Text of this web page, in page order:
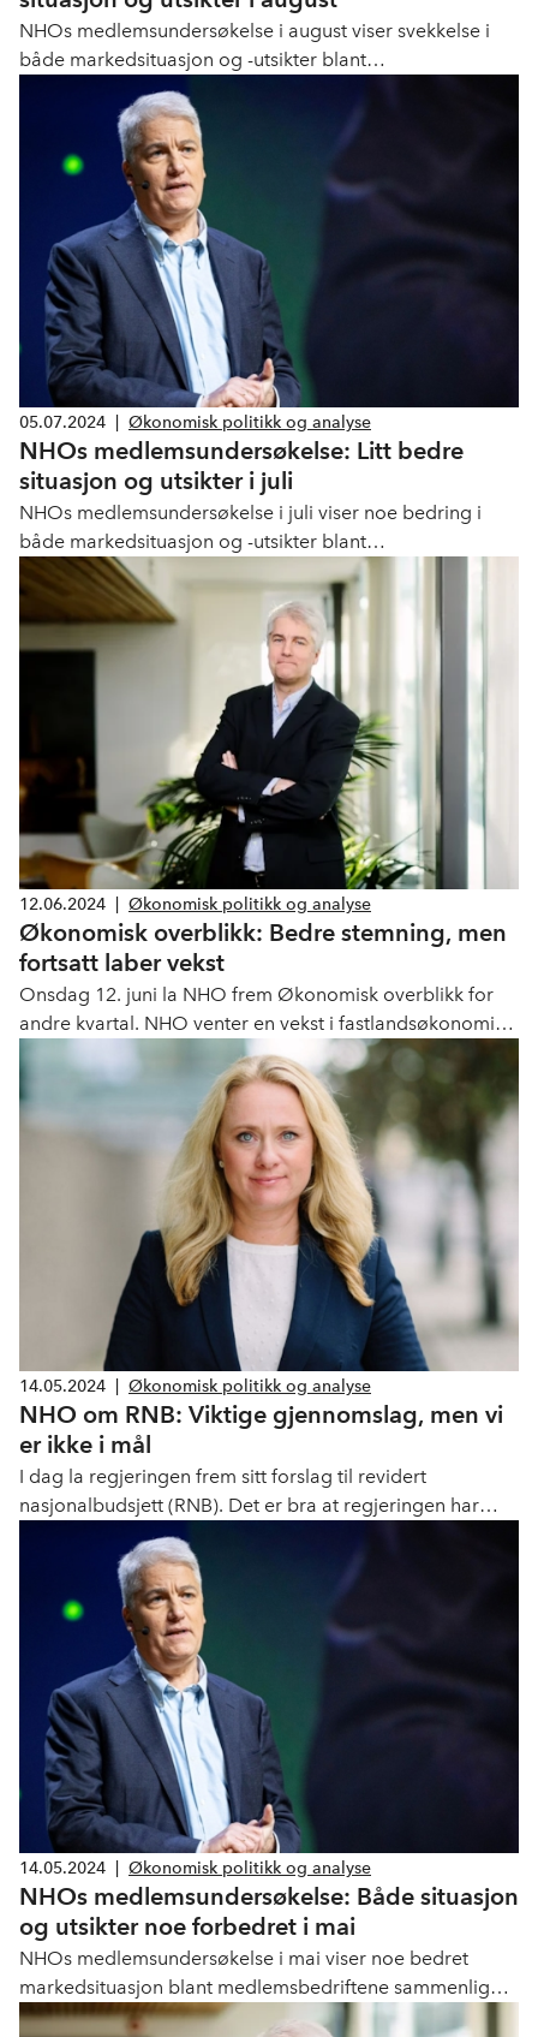
NHOs medlemsundersøkelse i august viser svekkelse i
både markedsituasjon og -utsikter blant
medlemsbedriftene.
05.07.2024 Økonomisk politikk og analyse
NHOs medlemsundersøkelse: Litt bedre
situasjon og utsikter i juli
NHOs medlemsundersøkelse i juli viser noe bedring i
både markedsituasjon og -utsikter blant
medlemsbedriftene sammenlignet med juni.
12.06.2024 Økonomisk politikk og analyse
Økonomisk overblikk: Bedre stemning, men
fortsatt laber vekst
Onsdag 12. juni la NHO frem Økonomisk overblikk for
andre kvartal. NHO venter en vekst i fastlandsøkonomien
14.05.2024 Økonomisk politikk og analyse
NHO om RNB: Viktige gjennomslag, men vi
er ikke i mål
I dag la regjeringen frem sitt forslag til revidert
nasjonalbudsjett (RNB). Det er bra at regjeringen har
varslet avvikling av ekstra arbeidsgiveravgift og legger
opp til samarbeid med private aktører for å få ned
sykehuskøene. Samtidig bekymrer utviklingen i
byggenæringen.
14.05.2024 Økonomisk politikk og analyse
NHOs medlemsundersøkelse: Både situasjon
og utsikter noe forbedret i mai
NHOs medlemsundersøkelse i mai viser noe bedret
markedsituasjon blant medlemsbedriftene sammenlignet
med april. Markedsutsiktene for de neste seks måneder